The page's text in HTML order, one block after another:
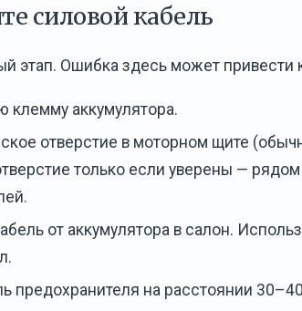
силовой кабель
этап. Ошибка здесь может привести
клемму аккумулятора.
отверстие в моторном щите
только если уверены —
от аккумулятора в салон.
предохранителя на расстоянии